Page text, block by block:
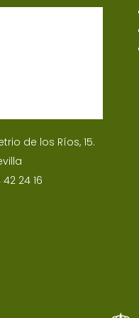
de los Ríos, 15.
24 16